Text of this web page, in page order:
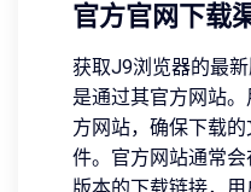
官方官网下载
获取J9浏览器的最
是通过其官方网站
方网站，确保下载
件。官方网站通常